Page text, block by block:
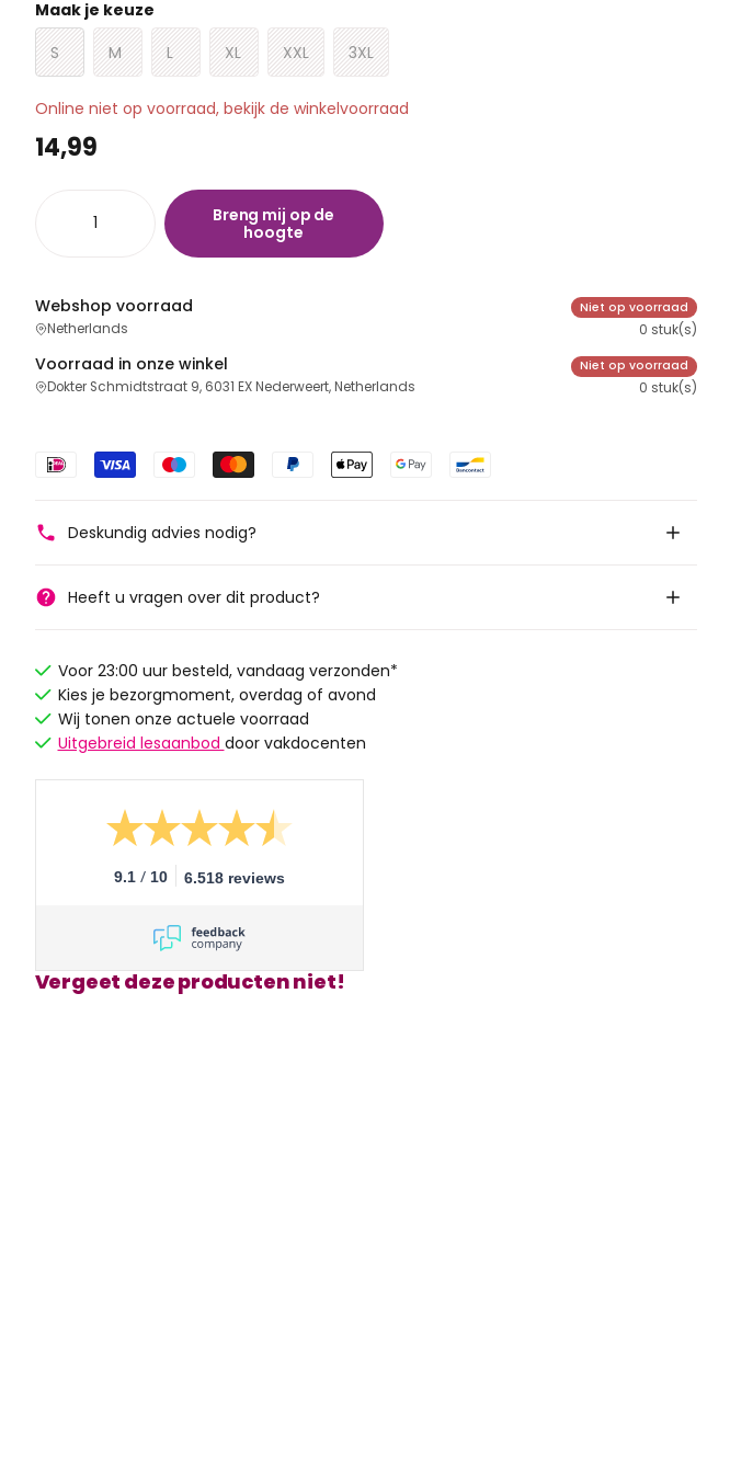
Maak je keuze
S
M L XL XXL 3XL
Online niet op voorraad, bekijk de winkelvoorraad
14,99
Breng mij op de
hoogte
Webshop voorraad
Netherlands
Niet op voorraad
0 stuk(s)
Voorraad in onze winkel
Dokter Schmidtstraat 9, 6031 EX Nederweert, Netherlands
Niet op voorraad
0 stuk(s)
Deskundig advies nodig?
Heeft u vragen over dit product?
Voor 23:00 uur besteld, vandaag verzonden*
Kies je bezorgmoment, overdag of avond
Wij tonen onze actuele voorraad
Uitgebreid lesaanbod door vakdocenten
9.1 / 10 6.518 reviews
Vergeet deze producten niet!